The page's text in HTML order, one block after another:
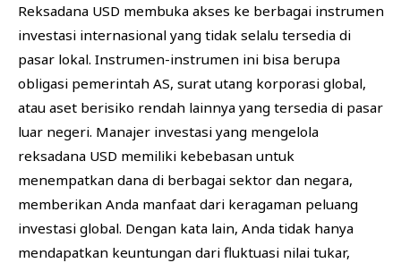
Reksadana USD membuka akses ke berbagai instrumen
investasi internasional yang tidak selalu tersedia di
pasar lokal. Instrumen-instrumen ini bisa berupa
obligasi pemerintah AS, surat utang korporasi global,
atau aset berisiko rendah lainnya yang tersedia di pasar
luar negeri. Manajer investasi yang mengelola
reksadana USD memiliki kebebasan untuk
menempatkan dana di berbagai sektor dan negara,
memberikan Anda manfaat dari keragaman peluang
investasi global. Dengan kata lain, Anda tidak hanya
mendapatkan keuntungan dari fluktuasi nilai tukar,